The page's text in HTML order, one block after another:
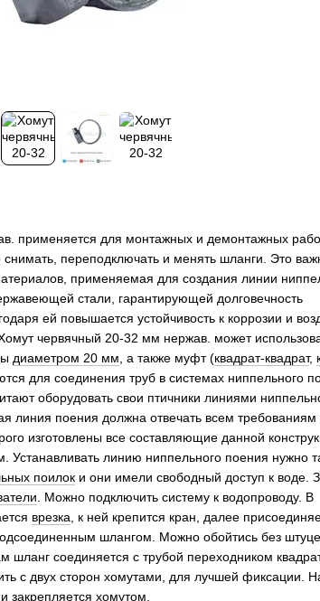
применяется для монтажных и демонтажных
снимать, переподключать и менять шланги. Это
применяемая для создания линии
стали, гарантирующей долговечность
ей повышается устойчивость к коррозии и
червячный 20-32 мм нержав. может
диаметром 20 мм , а также муфт (квадрат-квадрат,
для соединения труб в системах ниппельного
оборудовать свои птичники линиями
линия поения должна отвечать всем требованиям
изготовлены все составляющие данной
Устанавливать линию ниппельного поения нужно
поилок и они имели свободный доступ к воде.
. Можно подключить систему к водопроводу. В
врезка , к ней крепится кран, далее
шлангом. Можно обойтись без
шланг соединяется с трубой переходником
с двух сторон хомутами, для лучшей фиксации.
закрепляется хомутом.